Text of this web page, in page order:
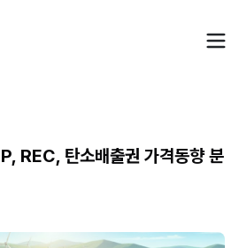
REC, 탄소배출권 가격동향 분